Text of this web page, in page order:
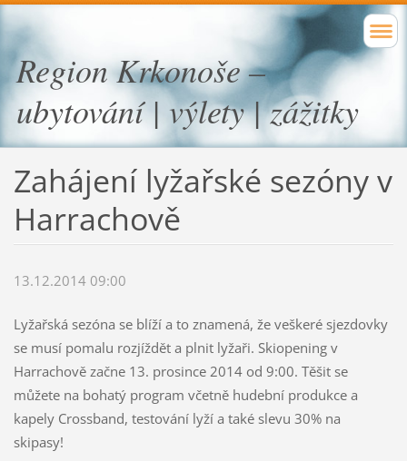
Region Krkonoše –
ubytování | výlety | zážitky
Zahájení lyžařské sezóny v
Harrachově
13.12.2014 09:00
Lyžařská sezóna se blíží a to znamená, že veškeré sjezdovky
se musí pomalu rozjíždět a plnit lyžaři. Skiopening v
Harrachově začne 13. prosince 2014 od 9:00. Těšit se
můžete na bohatý program včetně hudební produkce a
kapely Crossband, testování lyží a také slevu 30% na
skipasy!